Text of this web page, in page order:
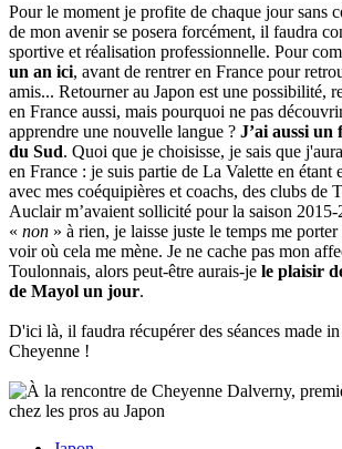
Pour le moment je profite de chaque jour sans
de mon avenir se posera forcément, il faudra
sportive et réalisation professionnelle. Pour
un an ici, avant de rentrer en France pour
amis... Retourner au Japon est une possibilité,
en France aussi, mais pourquoi ne pas
apprendre une nouvelle langue ? J’ai aussi
du Sud. Quoi que je choisisse, je sais que
en France : je suis partie de La Valette en étant
avec mes coéquipières et coachs, des clubs de
Auclair m’avaient sollicité pour la saison 2015-
« non » à rien, je laisse juste le temps me
voir où cela me mène. Je ne cache pas mon
Toulonnais, alors peut-être aurais-je le plaisir
de Mayol un jour.
D'ici là, il faudra récupérer des séances made
Cheyenne !